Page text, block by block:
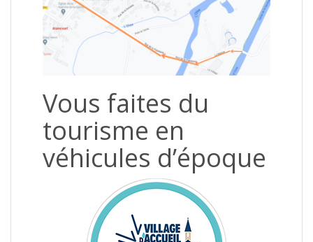
Vous faites du
tourisme en
véhicules d’époque